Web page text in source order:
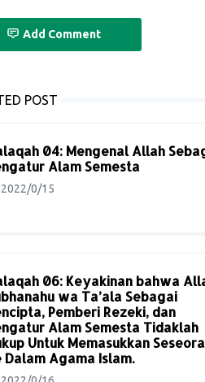
Add Comment
POST
04: Mengenal Allah
Alam Semesta
2022/0/15
06: Keyakinan bahwa
wa Ta’ala Sebagai
Pemberi Rezeki, dan
Alam Semesta Tidaklah
Untuk Memasukkan
Dalam Agama Islam.